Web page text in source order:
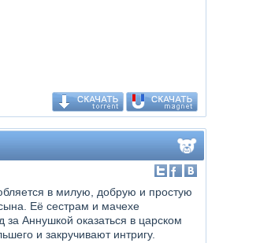
в милую, добрую и простую
Её сестрам и мачехе
Аннушкой оказаться в царском
и закручивают интригу.